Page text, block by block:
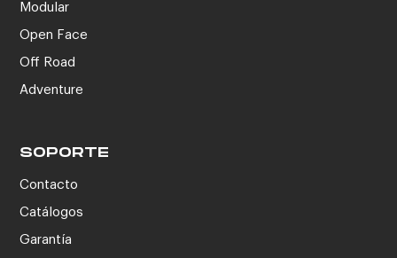
Modular
Open Face
Off Road
Adventure
SOPORTE
Contacto
Catálogos
Garantía